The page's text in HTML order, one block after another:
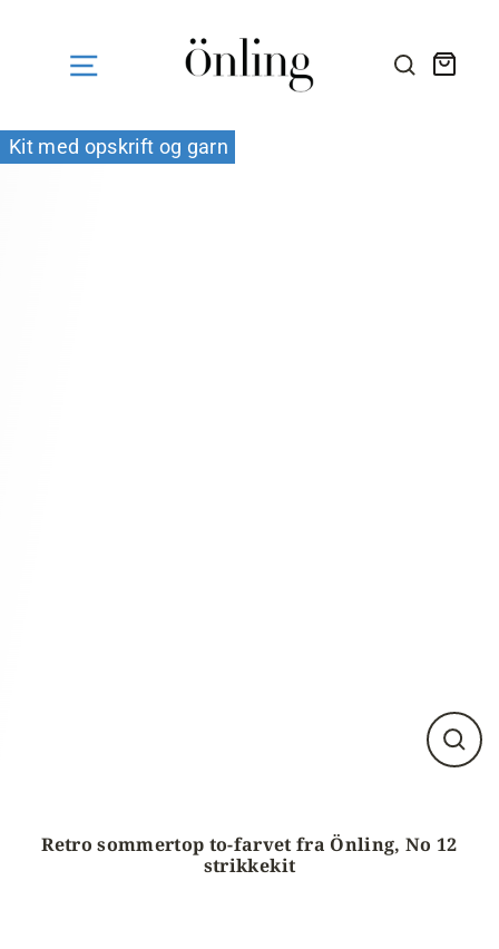
SØG HER
Kit med opskrift og garn
Luk
Retro sommertop to-farvet fra Önling, No 12
strikkekit